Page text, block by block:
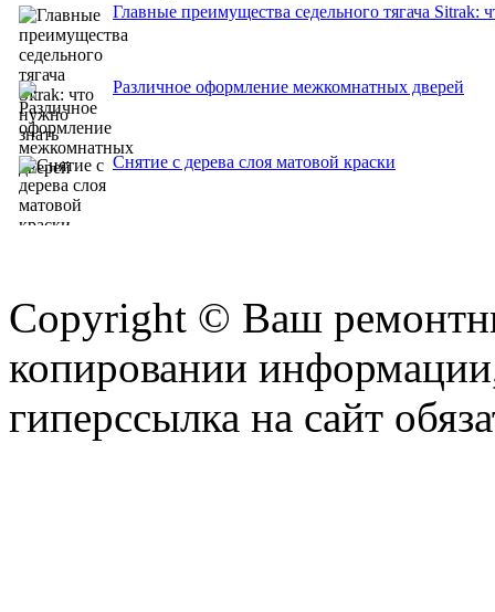
Главные преимущества седельного тягача Sitrak:
Различное оформление межкомнатных дверей
Снятие с дерева слоя матовой краски
Copyright © Ваш
копировании
гиперссылка на сайт